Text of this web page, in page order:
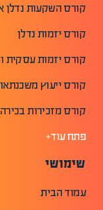
קורס השקעות נדלן
קורס יזמות נדלן
קורס יזמות עסקית
קורס ייעוץ
קורס מזכירות
פתח עוד+
שימושי
עמוד הבית